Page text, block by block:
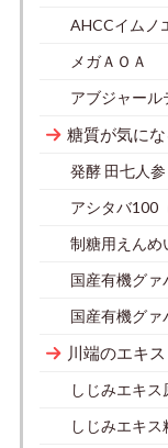
AHCCイムノ
メガＡＯＡ
アブジャール
糖質が気に
発酵 田七人参
アシタバ100
制糖用えんめ
国産有機グァ
国産有機グァ
川端のエキス
しじみエキス
しじみエキス